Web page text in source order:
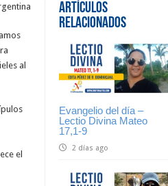
Artículos
Relacionados
Evangelio del día –
Lectio Divina Mateo
17,1-9
2 días ago
al
el